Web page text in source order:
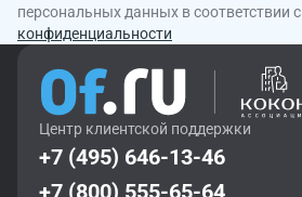
персональных данных в соответствии с
конфиденциальности
Центр клиентской поддержки
+7 (495) 646-13-46
+7 (800) 555-65-64